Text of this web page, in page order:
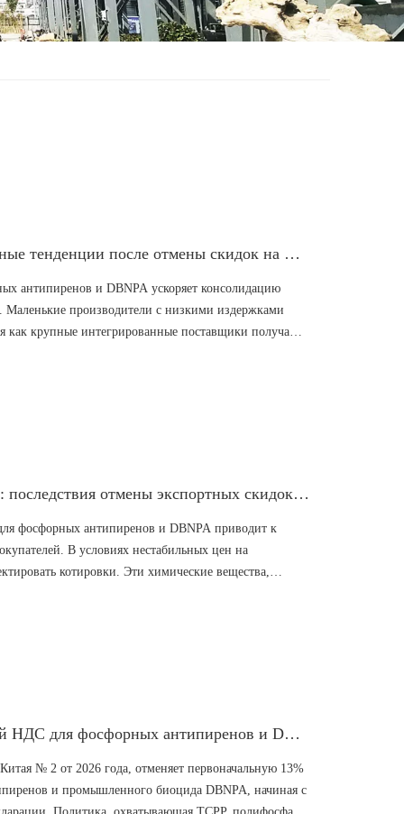
Реструктуризация отрасли: долгосрочные тенденции после отмены скидок на фосфорные антипирены и DBNPA
антипиренов и DBNPA ускоряет консолидацию
производители с низкими издержками
как крупные интегрированные поставщики получают
стандартам ЕС. Глобальные покупатели будут
Рост цен для глобальных покупателей: последствия отмены экспортных скидок на фосфорные антипирены и DBNPA
фосфорных антипиренов и DBNPA приводит к
В условиях нестабильных цен на
котировки. Эти химические вещества,
затраты трейдеров на переработку растут.
Китай отменяет скидки на экспортный НДС для фосфорных антипиренов и DBNPA с 1 апреля 2026 г.
№ 2 от 2026 года, отменяет первоначальную 13%
и промышленного биоцида DBNPA, начиная с